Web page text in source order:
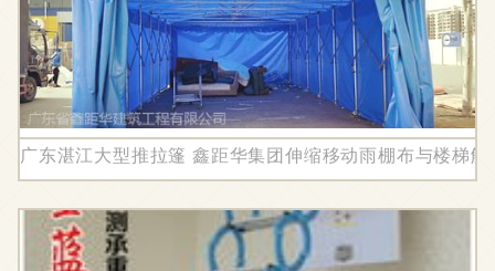
广东湛江大型推拉篷 鑫距华集团伸缩移动雨棚布与楼梯解